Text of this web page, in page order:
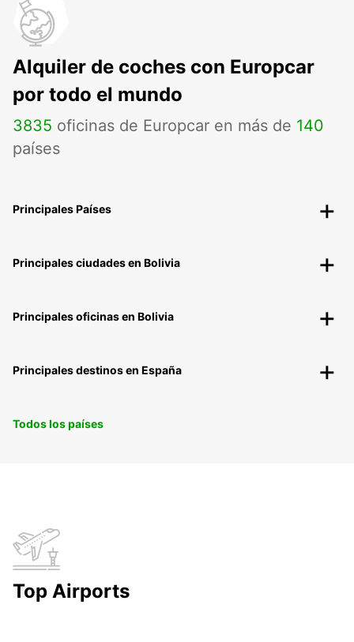
Alquiler de coches con Europcar
por todo el mundo
3835 oficinas de Europcar en más de 140
países
Principales Países
Principales ciudades en Bolivia
Principales oficinas en Bolivia
Principales destinos en España
Todos los países
Top Airports